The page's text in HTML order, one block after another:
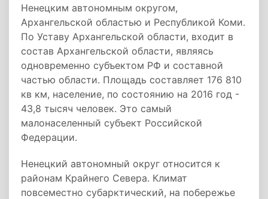
Ненецким автономным округом,
Архангельской областью и Республикой Коми.
По Уставу Архангельской области, входит в
состав Архангельской области, являясь
одновременно субъектом РФ и составной
частью области. Площадь составляет 176 810
кв км, население, по состоянию на 2016 год -
43,8 тысяч человек. Это самый
малонаселенный субъект Российской
Федерации.
Ненецкий автономный округ относится к
районам Крайнего Севера. Климат
повсеместно субарктический, на побережье